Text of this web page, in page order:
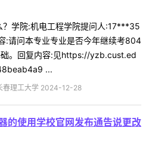
？学院:机电工程学院提问人:17***35
请问本专业专业是否今年继续考804
。回复内容:见https://yzb.cust.ed
...
春理工大学 2024-12-28
的使用学校官网发布通告说更改